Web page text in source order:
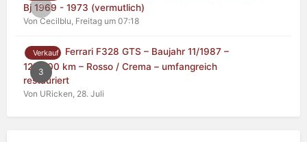
0
Bj 1969 - 1973 (vermutlich)
Von Cecilblu, Freitag um 07:18
3
Verkauf
Ferrari F328 GTS – Baujahr 11/1987 –
125.000 km – Rosso / Crema – umfangreich
restauriert
Von URicken, 28. Juli